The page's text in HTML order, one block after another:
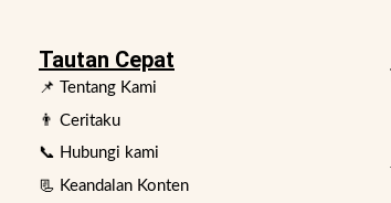
Tautan Cepat
📌 Tentang Kami
👨 Ceritaku
📞 Hubungi kami
📃 Keandalan Konten